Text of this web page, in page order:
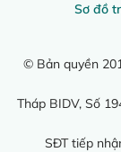
Sơ đồ
© Bản quyền
Tháp BIDV, Số
SĐT tiếp